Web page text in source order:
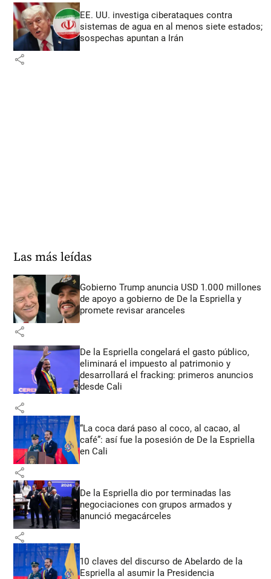
EE. UU. investiga ciberataques contra
sistemas de agua en al menos siete estados;
sospechas apuntan a Irán
share
Las más leídas
Gobierno Trump anuncia USD 1.000 millones
de apoyo a gobierno de De la Espriella y
promete revisar aranceles
share
De la Espriella congelará el gasto público,
eliminará el impuesto al patrimonio y
desarrollará el fracking: primeros anuncios
desde Cali
share
“La coca dará paso al coco, al cacao, al
café”: así fue la posesión de De la Espriella
en Cali
share
De la Espriella dio por terminadas las
negociaciones con grupos armados y
anunció megacárceles
share
10 claves del discurso de Abelardo de la
Espriella al asumir la Presidencia